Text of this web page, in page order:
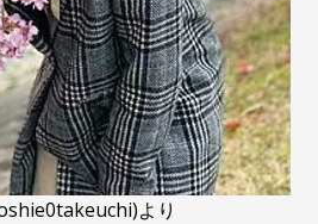
より